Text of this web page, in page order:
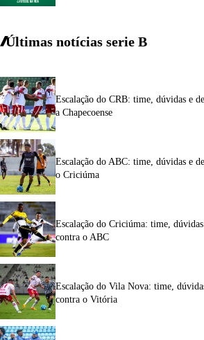
Últimas notícias serie B
Escalação do CRB: time, dúvidas e
a Chapecoense
Escalação do ABC: time, dúvidas e
o Criciúma
Escalação do Criciúma: time, dúvidas
contra o ABC
Escalação do Vila Nova: time,
contra o Vitória